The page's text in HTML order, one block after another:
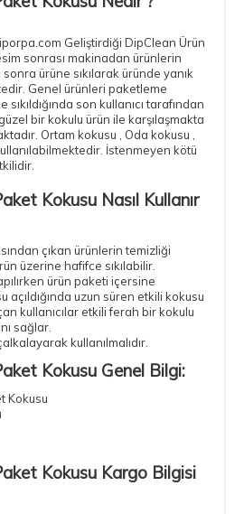
Geliştirdiği DipClean Ürün
sonrası makinadan ürünlerin
ürüne sıkılarak üründe yanık
Genel ürünleri paketleme
son kullanıcı tarafından
bir kokulu ürün ile karşılaşmakta
Ortam kokusu , Oda kokusu ,
İstenmeyen kötü
Kokusu Nasıl Kullanır
çıkan ürünlerin temizliği
üzerine hafifce sıkılabilir.
ürün paketi içersine
açıldığında uzun süren etkili kokusu
kullanıcılar etkili ferah bir kokulu
sağlar.
kullanılmalıdır.
Kokusu Genel Bilgi:
Kokusu
Kokusu Kargo Bilgisi